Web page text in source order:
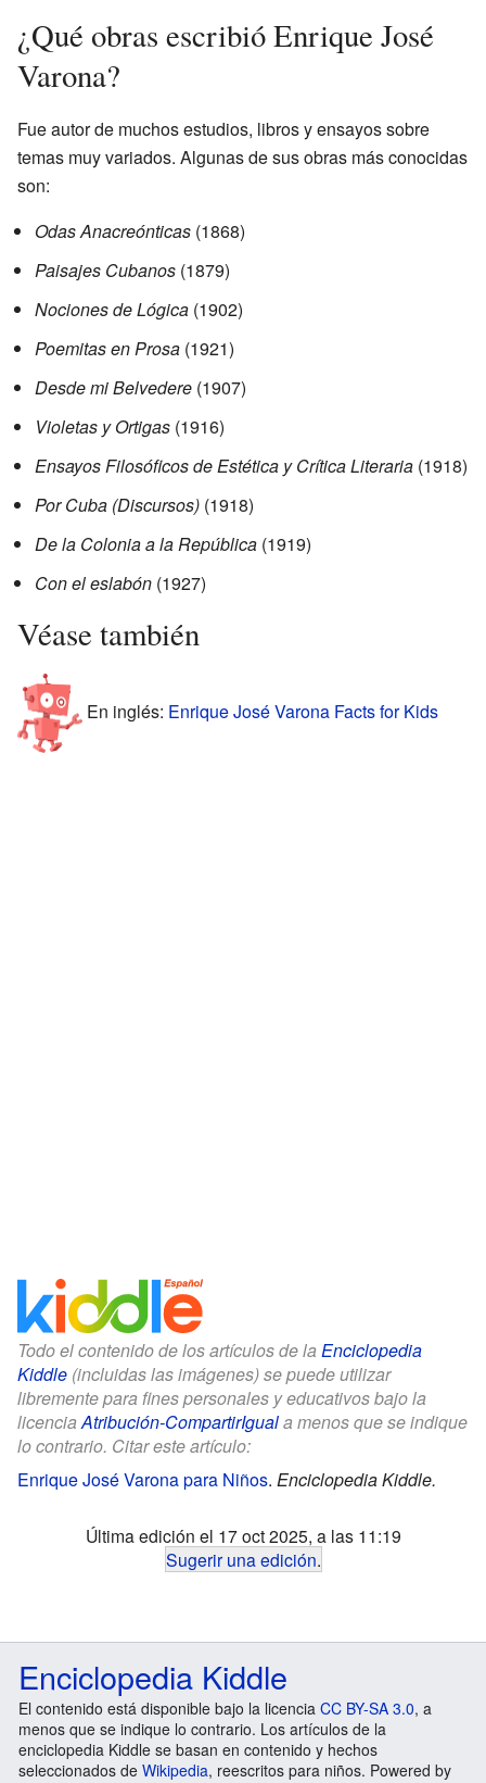
¿Qué obras escribió Enrique José
Varona?
Fue autor de muchos estudios, libros y ensayos sobre
temas muy variados. Algunas de sus obras más conocidas
son:
Odas Anacreónticas (1868)
Paisajes Cubanos (1879)
Nociones de Lógica (1902)
Poemitas en Prosa (1921)
Desde mi Belvedere (1907)
Violetas y Ortigas (1916)
Ensayos Filosóficos de Estética y Crítica Literaria (1918)
Por Cuba (Discursos) (1918)
De la Colonia a la República (1919)
Con el eslabón (1927)
Véase también
En inglés: Enrique José Varona Facts for Kids
Todo el contenido de los artículos de la Enciclopedia
Kiddle (incluidas las imágenes) se puede utilizar
libremente para fines personales y educativos bajo la
licencia Atribución-CompartirIguala menos que se indique
lo contrario. Citar este artículo:
Enrique José Varona para Niños. Enciclopedia Kiddle.
Última edición el 17 oct 2025, a las 11:19
Sugerir una edición.
Enciclopedia Kiddle
El contenido está disponible bajo la licencia CC BY-SA 3.0, a
menos que se indique lo contrario. Los artículos de la
enciclopedia Kiddle se basan en contenido y hechos
seleccionados de Wikipedia, reescritos para niños. Powered by